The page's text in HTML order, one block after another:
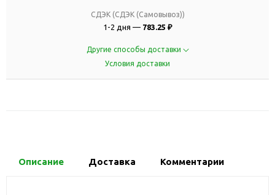
СДЭК (СДЭК (Самовывоз))
1-2 дня — 783.25 ₽
Другие способы доставки
Условия доставки
Описание Доставка Комментарии